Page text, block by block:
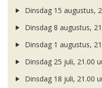
Dinsdag 15 augustus,
Dinsdag 8 augustus,
Dinsdag 1 augustus,
Dinsdag 25 juli, 21.00
Dinsdag 18 juli, 21.00